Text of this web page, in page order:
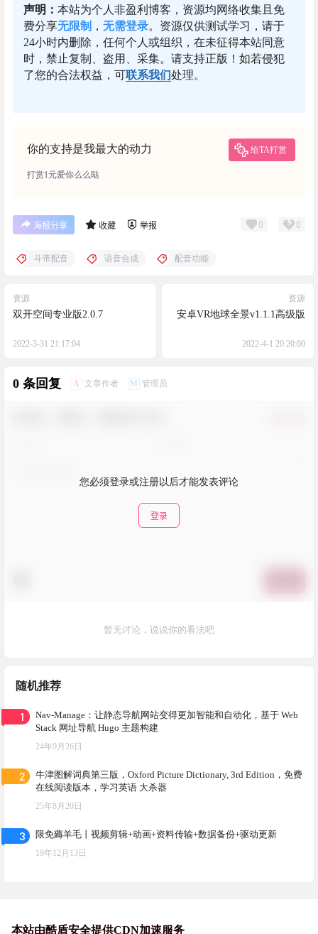
声明： 本站为个人非盈利博客，资源均网络收集且免
费分享无限制 ， 无需登录。资源仅供测试学习，请于
24小时内删除，任何个人或组织，在未征得本站同意
时，禁止复制、盗用、采集。请支持正版！如若侵犯
了您的合法权益，可联系我们处理。
你的支持是我最大的动力 给TA打赏
打赏1元爱你么么哒
海报分享 收藏 举报 0 0
斗帝配音 语音合成 配音功能
资源
双开空间专业版2.0.7
2022-3-31 21:17:04
资源
安卓VR地球全景v1.1.1高级版
2022-4-1 20:20:00
0 条回复 A 文章作者 M 管理员
您必须登录或注册以后才能发表评论
登录
暂无讨论，说说你的看法吧
随机推荐
1
Nav-Manage：让静态导航网站变得更加智能和自动化，基于 Web
Stack 网址导航 Hugo 主题构建
24年9月26日
2
牛津图解词典第三版，Oxford Picture Dictionary, 3rd Edition，免费
在线阅读版本，学习英语 大杀器
25年8月20日
3 限免薅羊毛丨视频剪辑+动画+资料传输+数据备份+驱动更新
19年12月13日
本站由酷盾安全提供CDN加速服务